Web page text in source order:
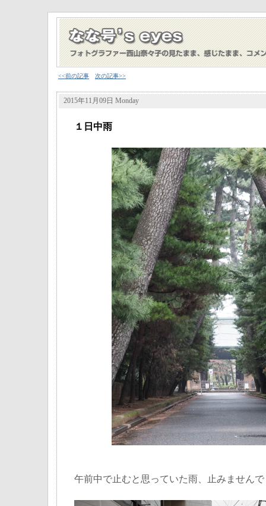
<<前の記事 次の記事>>
2015年11月09日 Monday
１日中雨
午前中で止むと思っていた雨、止みません